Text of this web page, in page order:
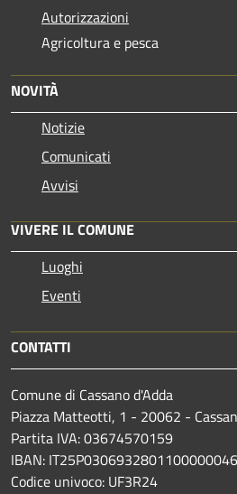
Autorizzazioni
Agricoltura e pesca
NOVITÀ
Notizie
Comunicati
Avvisi
VIVERE IL COMUNE
Luoghi
Eventi
CONTATTI
Comune di Cassano d'Adda
Piazza Matteotti, 1 - 20062 -
Partita IVA: 03674570159
IBAN:
Codice univoco: UF3R24